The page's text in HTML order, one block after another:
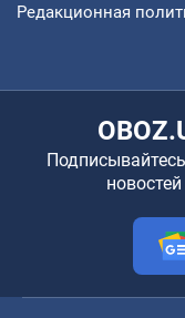
Редакционная